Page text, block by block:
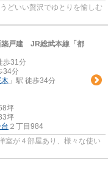
どいい贅沢でゆとりを愉しむ
戸建 JR総武本線「都
歩31分
34分
」駅 徒歩34分
坪
坪
２丁目984
室が４部屋あり、様々な使い